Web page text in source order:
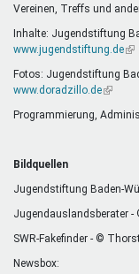
Vereinen, Treffs und
Inhalte: Jugendstiftung
www.jugendstiftung.de
Fotos: Jugendstiftung
www.doradzillo.de(Link
extern)
Programmierung,
Bildquellen
Jugendstiftung Baden-
Jugendauslandsberater
SWR-Fakefinder - ©
Newsbox: